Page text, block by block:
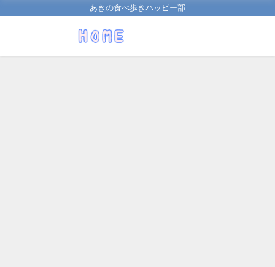
あきの食べ歩きハッピー部